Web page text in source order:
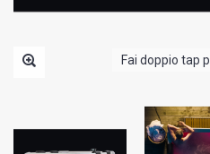
Fai doppio tap